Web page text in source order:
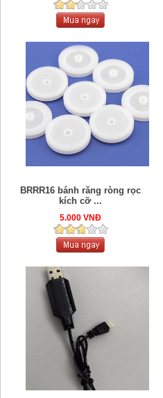
BRRR16 bánh răng ròng rọc
kích cỡ ...
5.000 VNĐ